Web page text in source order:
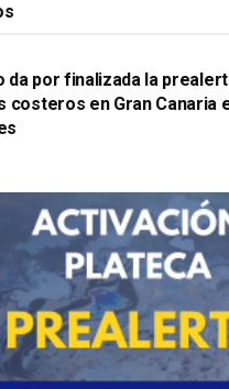
da por finalizada la
costeros en Gran Canaria